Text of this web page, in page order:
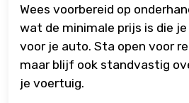
Wees voorbereid op
wat de minimale prijs is die
voor je auto. Sta open voor
maar blijf ook standvastig
je voertuig.